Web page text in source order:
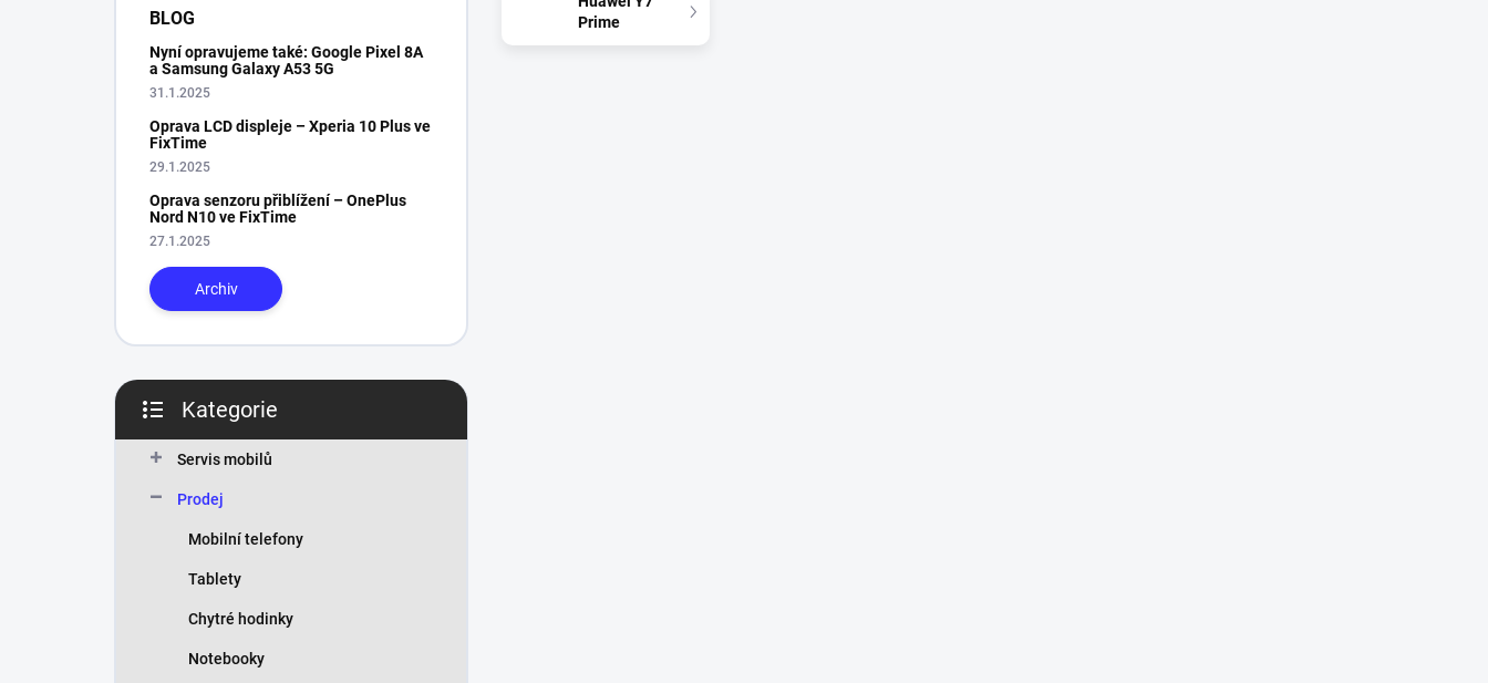
BLOG
Nyní opravujeme také: Google Pixel 8A
a Samsung Galaxy A53 5G
31.1.2025
Oprava LCD displeje – Xperia 10 Plus ve
FixTime
29.1.2025
Oprava senzoru přiblížení – OnePlus
Nord N10 ve FixTime
27.1.2025
Archiv
Přeskočit
kategorie
Kategorie
Servis mobilů
Prodej
Mobilní telefony
Tablety
Chytré hodinky
Notebooky
Prime